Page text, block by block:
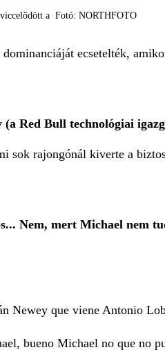
a Fotó: NORTHFOTO
ecsetelték,
(a Red Bull technológiai
sok rajongónál kiverte a
Nem, mert Michael nem
Newey que viene Antonio
bueno Michael no que no